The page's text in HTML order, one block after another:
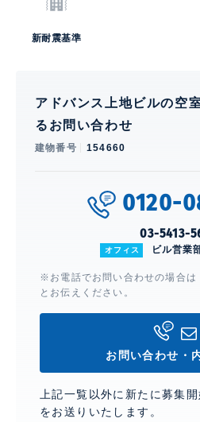
新耐震基準
アドバンス上地ビルの空
るお問い合わせ
建物番号 154660
0120-
03-5413-
オフィス ビル営業
※お電話でお問い合わせの場合は
とお伝えください。
お問い合わせ・
上記一覧以外に新たに募集
をお送りいたします。